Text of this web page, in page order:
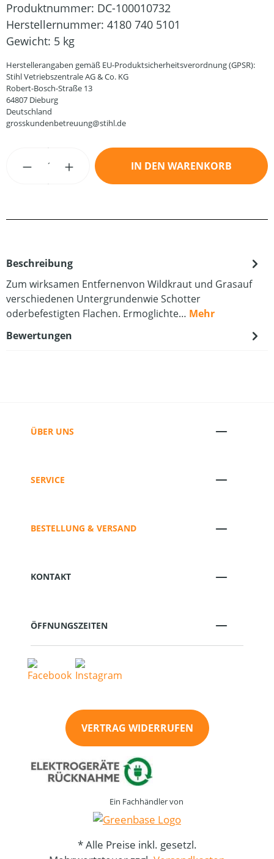
Produktnummer: DC-100010732
Herstellernummer: 4180 740 5101
Gewicht: 5 kg
Herstellerangaben gemäß EU-Produktsicherheitsverordnung (GPSR):
Stihl Vetriebszentrale AG & Co. KG
Robert-Bosch-Straße 13
64807 Dieburg
Deutschland
grosskundenbetreuung@stihl.de
Produkt Anzahl: Gib den gewünschten
IN DEN WARENKORB
Beschreibung
Zum wirksamen Entfernenvon Wildkraut und Grasauf
verschiedenen Untergrundenwie Schotter
oderbefestigten Flachen. Ermoglichte… Mehr
Bewertungen
ÜBER UNS
SERVICE
BESTELLUNG & VERSAND
KONTAKT
ÖFFNUNGSZEITEN
VERTRAG WIDERRUFEN
Ein Fachhändler von
* Alle Preise inkl. gesetzl.